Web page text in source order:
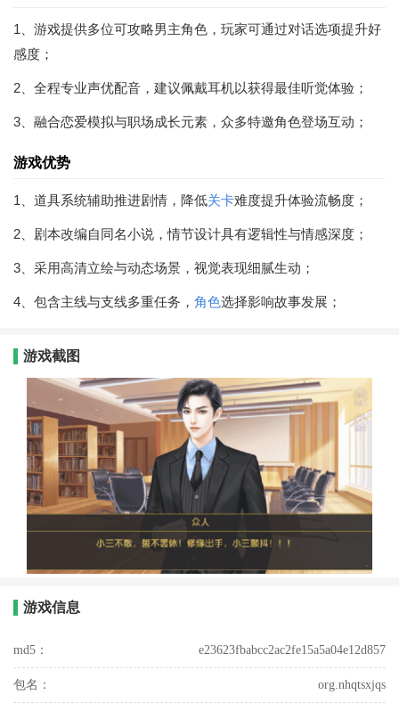
1、游戏提供多位可攻略男主角色，玩家可通过对话选项提升好
感度；
2、全程专业声优配音，建议佩戴耳机以获得最佳听觉体验；
3、融合恋爱模拟与职场成长元素，众多特邀角色登场互动；
游戏优势
1、道具系统辅助推进剧情，降低关卡难度提升体验流畅度；
2、剧本改编自同名小说，情节设计具有逻辑性与情感深度；
3、采用高清立绘与动态场景，视觉表现细腻生动；
4、包含主线与支线多重任务， 角色选择影响故事发展；
游戏截图
游戏信息
md5： e23623fbabcc2ac2fe15a5a04e12d857
包名： org.nhqtsxjqs